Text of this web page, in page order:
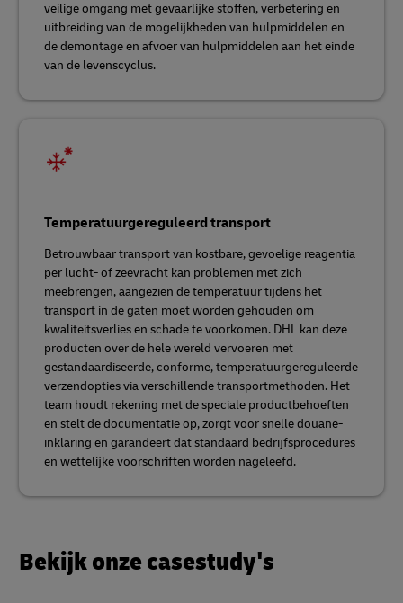
veilige omgang met gevaarlijke stoffen, verbetering en
uitbreiding van de mogelijkheden van hulpmiddelen en
de demontage en afvoer van hulpmiddelen aan het einde
van de levenscyclus.
Temperatuurgereguleerd transport
Betrouwbaar transport van kostbare, gevoelige reagentia
per lucht- of zeevracht kan problemen met zich
meebrengen, aangezien de temperatuur tijdens het
transport in de gaten moet worden gehouden om
kwaliteitsverlies en schade te voorkomen. DHL kan deze
producten over de hele wereld vervoeren met
gestandaardiseerde, conforme, temperatuurgereguleerde
verzendopties via verschillende transportmethoden. Het
team houdt rekening met de speciale productbehoeften
en stelt de documentatie op, zorgt voor snelle douane-
inklaring en garandeert dat standaard bedrijfsprocedures
en wettelijke voorschriften worden nageleefd.
Bekijk onze casestudy's